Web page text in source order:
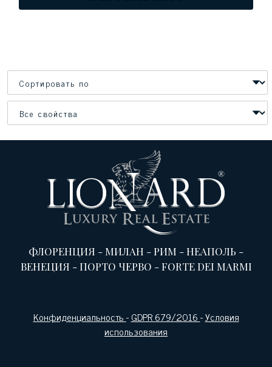
ФЛОРЕНЦИЯ -МИЛАН -РИМ -НЕАПОЛЬ -
ВЕНЕЦИЯ -ПОРТО ЧЕРВО -FORTE DEI MARMI
Конфиденциальность-GDPR 679/2016-Условия
использования